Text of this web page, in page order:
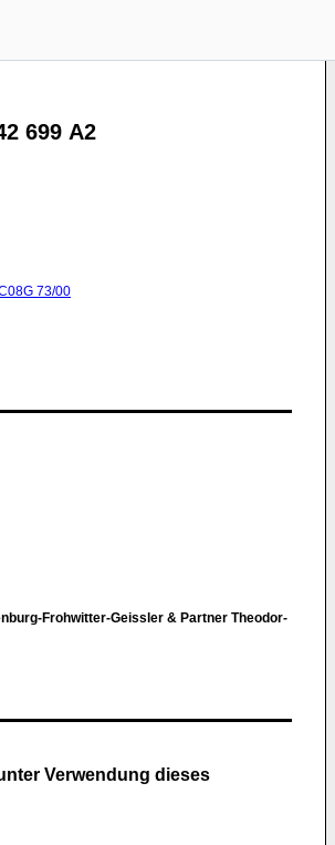
699 A2
73/00
Frohwitter-Geissler & Partner Theodor-
Verwendung dieses